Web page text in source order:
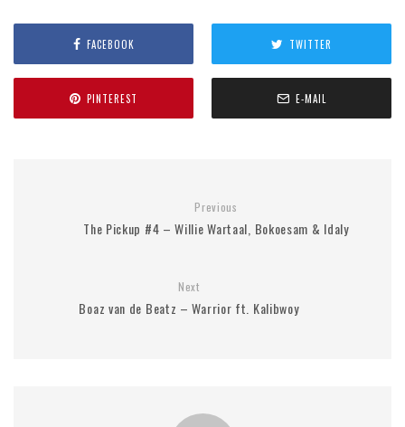
FACEBOOK TWITTER
PINTEREST E-MAIL
Previous
The Pickup #4 – Willie Wartaal, Bokoesam & Idaly
Next
Boaz van de Beatz – Warrior ft. Kalibwoy